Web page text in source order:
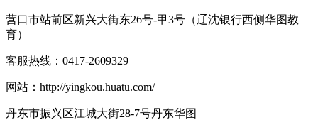
营口市站前区新兴大街东26号-甲3号（辽沈银行西侧华图教
育）
客服热线： 0417-2609329
网站： http://yingkou.huatu.com/
丹东市振兴区江城大街28-7号丹东华图